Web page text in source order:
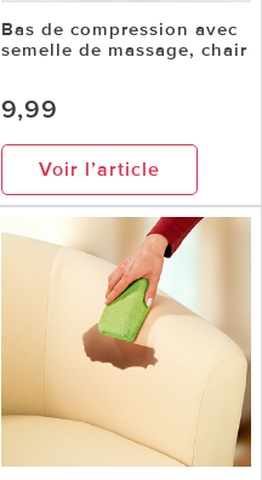
Bas de compression avec
semelle de massage, chair
9,99
Voir l’article